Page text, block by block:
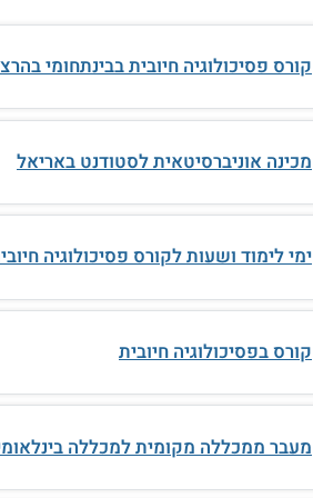
קורס פסיכולוגיה חיובית בבינתחומי
מכינה אוניברסיטאית לסטודנט באריאל
ימי לימוד ושעות לקורס פסיכולוגיה
קורס בפסיכולוגיה חיובית
מעבר ממכללה מקומית למכללה